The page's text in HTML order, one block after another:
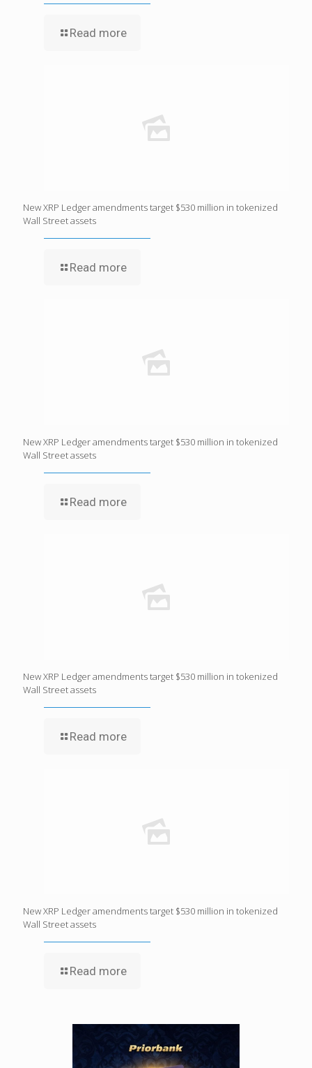
Read more
New XRP Ledger amendments target $530 million in tokenized
Wall Street assets
Read more
New XRP Ledger amendments target $530 million in tokenized
Wall Street assets
Read more
New XRP Ledger amendments target $530 million in tokenized
Wall Street assets
Read more
New XRP Ledger amendments target $530 million in tokenized
Wall Street assets
Read more